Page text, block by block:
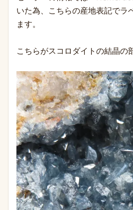
いた為、こちらの産地表記でラ
ます。
こちらがスコロダイトの結晶の